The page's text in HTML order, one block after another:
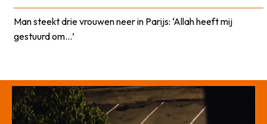
Man steekt drie vrouwen neer in Parijs: ‘Allah heeft mij
gestuurd om…’